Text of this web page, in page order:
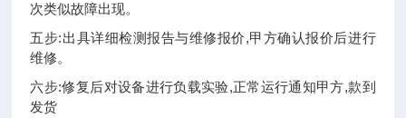
次类似故障出现。
五步:出具详细检测报告与维修报价,甲方确认报价后进行
维修。
六步:修复后对设备进行负载实验,正常运行通知甲方,款到
发货